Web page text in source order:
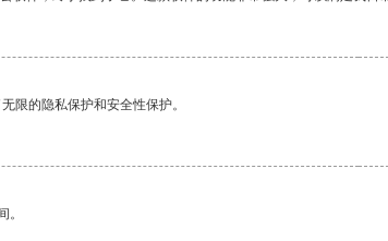
限的隐私保护和安全性保护。
。